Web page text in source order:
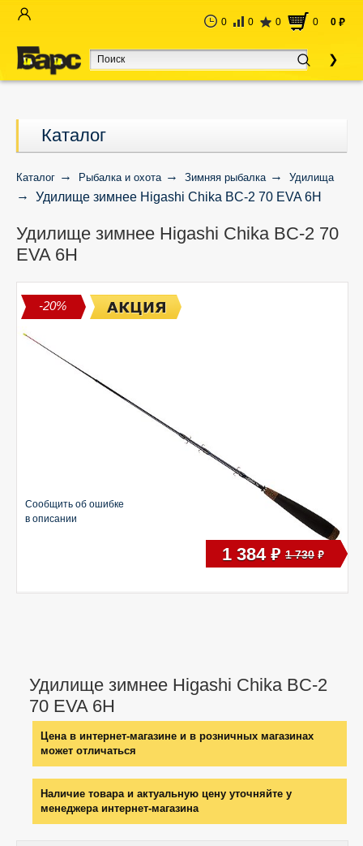
0 0 0 0 0 руб
Каталог
Каталог Рыбалка и охота Зимняя рыбалка Удилища
Удилище зимнее Higashi Chika BC-2 70 EVA 6H
Удилище зимнее Higashi Chika BC-2 70
EVA 6H
-20%
Удилище зимнее Higashi Chika BC-2
70 EVA 6H
Цена в интернет-магазине и в розничных магазинах
может отличаться
Наличие товара и актуальную цену уточняйте у
менеджера интернет-магазина
Сообщить об ошибке
в описании
1 384 руб 1 730 руб